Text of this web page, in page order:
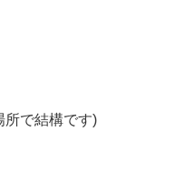
所で結構です)